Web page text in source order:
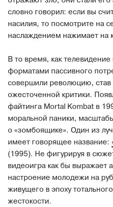
словно говорил: если вы
насилия, то посмотрите на
наслаждением нажимает на
В то время, как телевидение
форматами пассивного
совершили революцию,
ожесточенной критики.
файтинга Mortal Kombat в
моральной паники,
о «зомбоящике». Один из
имеет говорящее название:
(1995). Не фигурируя в
видеоигра как бы выражает
настроение молодежи на
живущего в эпоху
жестокости.